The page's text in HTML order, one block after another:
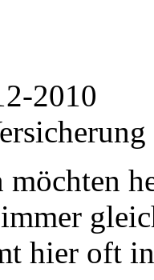
2010
hier oft